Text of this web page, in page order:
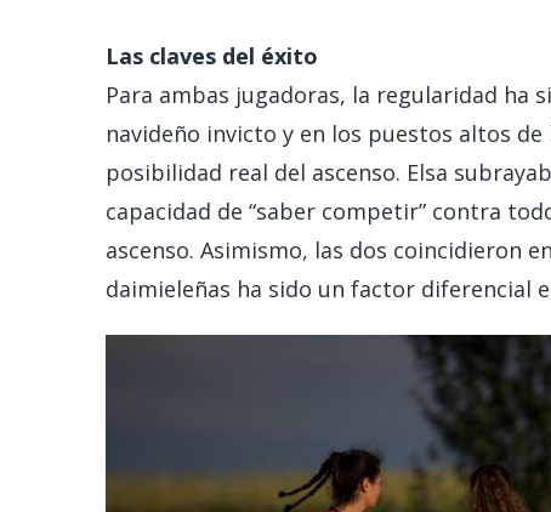
Las claves del éxito
Para ambas jugadoras, la regularidad ha
navideño invicto y en los puestos altos
posibilidad real del ascenso. Elsa
capacidad de “saber competir” contra
ascenso. Asimismo, las dos coincidieron
daimieleñas ha sido un factor diferencial